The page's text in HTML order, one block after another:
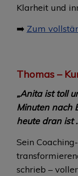
Klarheit und
➡️ Zum
Thomas –
„Anita ist toll
Minuten nach
heute dran ist
Sein
schrieb –